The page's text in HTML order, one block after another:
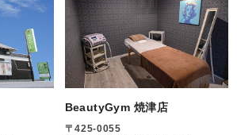
BeautyGym 焼津店
〒425-0055